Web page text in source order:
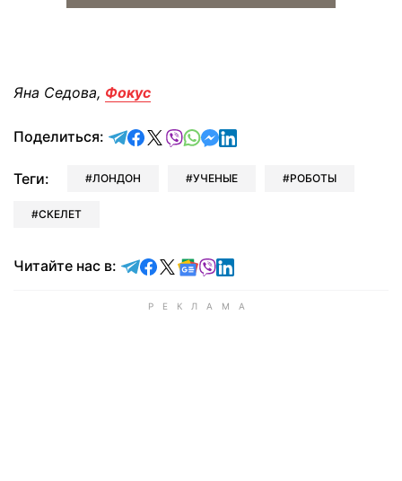
Яна Седова, Фокус
Поделиться: отправить в Telegram
поделиться в Facebook
поделиться в X
отправить в Viber
отправить в Whatsapp
отправить в Messenger
отправить в LinkedIn
Теги: ЛОНДОН УЧЕНЫЕ РОБОТЫ
СКЕЛЕТ
Читайте нас в: Читайте в Telegram
Читайте в Facebook
Читайте в X
Читайте в Google news
Читайте в Viber
Читайте в LinkedIn